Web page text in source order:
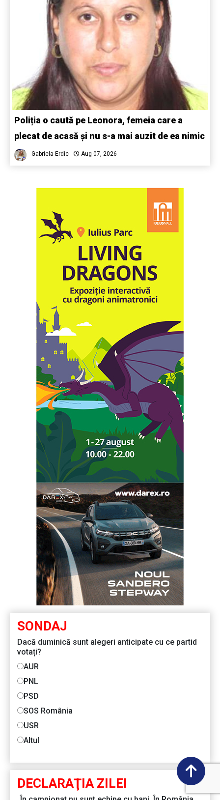
Poliția o caută pe Leonora, femeia care a
plecat de acasă și nu s-a mai auzit de ea nimic
Gabriela Erdic Aug 07, 2026
SONDAJ
Dacă duminică sunt alegeri anticipate cu ce partid
votați?
AUR
PNL
PSD
SOS România
USR
Altul
DECLARAŢIA ZILEI